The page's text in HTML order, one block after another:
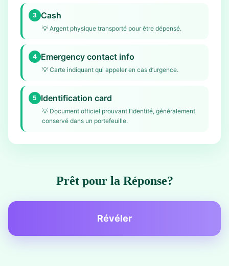
3 Cash
💡 Argent physique transporté pour être dépensé.
4 Emergency contact info
💡 Carte indiquant qui appeler en cas d’urgence.
5 Identification card
💡 Document officiel prouvant l’identité, généralement
conservé dans un portefeuille.
Prêt pour la Réponse?
Révéler